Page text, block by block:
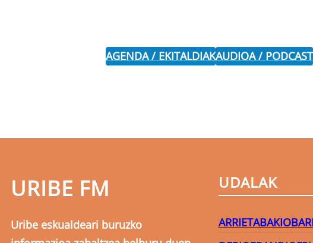
AGENDA / EKITALDIAKAUDIOA / PODCAST
URIBE FM
Uribe eskualdeari buruzko
UDALAK
ARRIETABAKIO